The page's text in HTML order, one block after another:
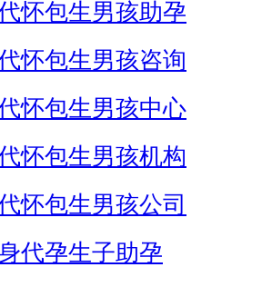
怀包生男孩助孕
怀包生男孩咨询
怀包生男孩中心
怀包生男孩机构
怀包生男孩公司
代孕生子助孕